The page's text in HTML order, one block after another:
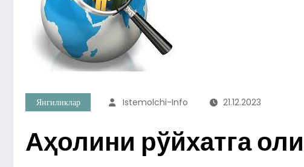
Янгиликлар Istemolchi-Info 21.12.2023
Аҳолини рўйхатга